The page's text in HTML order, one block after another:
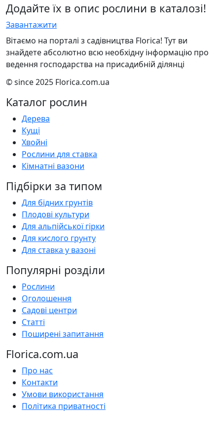
Додайте їх в опис рослини в каталозі!
Завантажити
Вітаємо на порталі з садівництва Florica! Тут ви
знайдете абсолютно всю необхідну інформацію про
ведення господарства на присадибній ділянці
© since 2025 Florica.com.ua
Каталог рослин
Дерева
Кущі
Хвойні
Рослини для ставка
Кімнатні вазони
Підбірки за типом
Для бідних грунтів
Плодові культури
Для альпійської гірки
Для кислого грунту
Для ставка у вазоні
Популярні розділи
Рослини
Оголошення
Садові центри
Статті
Поширені запитання
Florica.com.ua
Про нас
Контакти
Умови використання
Політика приватності